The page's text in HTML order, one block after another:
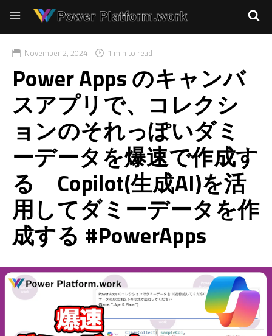
November 2, 2024 1 min to read
Power Apps のキャンバ
スアプリで、コレクシ
ョンのそれっぽいダミ
ーデータを爆速で作成す
る Copilot(生成AI)を活
用してダミーデータを作
成する #PowerApps